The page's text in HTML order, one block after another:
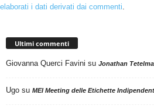
elaborati i dati derivati dai commenti.
Ultimi commenti
Giovanna Querci Favini su Jonathan
Ugo su MEI Meeting delle Etichette